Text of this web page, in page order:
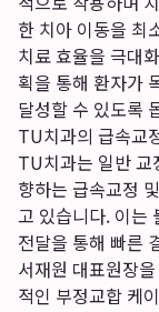
한 치아 이동을 최
치료 효율을 극대
획을 통해 환자가
달성할 수 있도록
TU치과의 급속교
TU치과는 일반 교
향하는 급속교정
고 있습니다. 이는
전달을 통해 빠른
서재원 대표원장
적인 부정교합 케